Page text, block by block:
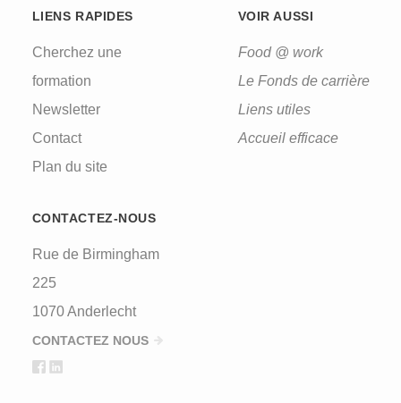
LIENS RAPIDES
Cherchez une
formation
Newsletter
Contact
Plan du site
VOIR AUSSI
Food @ work
Le Fonds de carrière
Liens utiles
Accueil efficace
CONTACTEZ-NOUS
Rue de Birmingham
225
1070 Anderlecht
CONTACTEZ NOUS